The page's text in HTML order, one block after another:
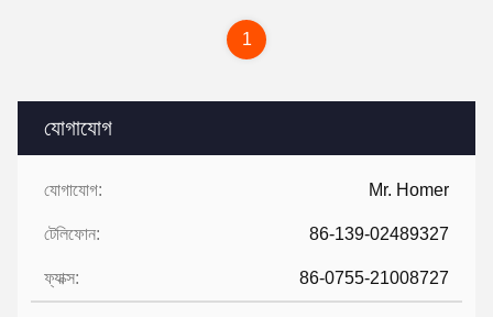
যোগাযোগ
যোগাযোগ: Mr. Homer
টেলিফোন: 86-139-02489327
ফ্যাক্স: 86-0755-21008727
1